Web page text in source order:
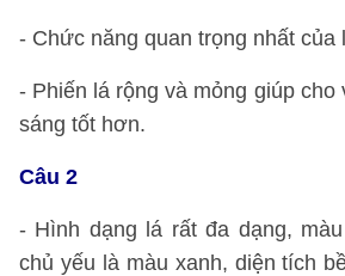
- Chức năng quan trọng nhất của
- Phiến lá rộng và mỏng giúp cho
sáng tốt hơn.
Câu 2
- Hình dạng lá rất đa dạng,
chủ yếu là màu xanh, diện tích